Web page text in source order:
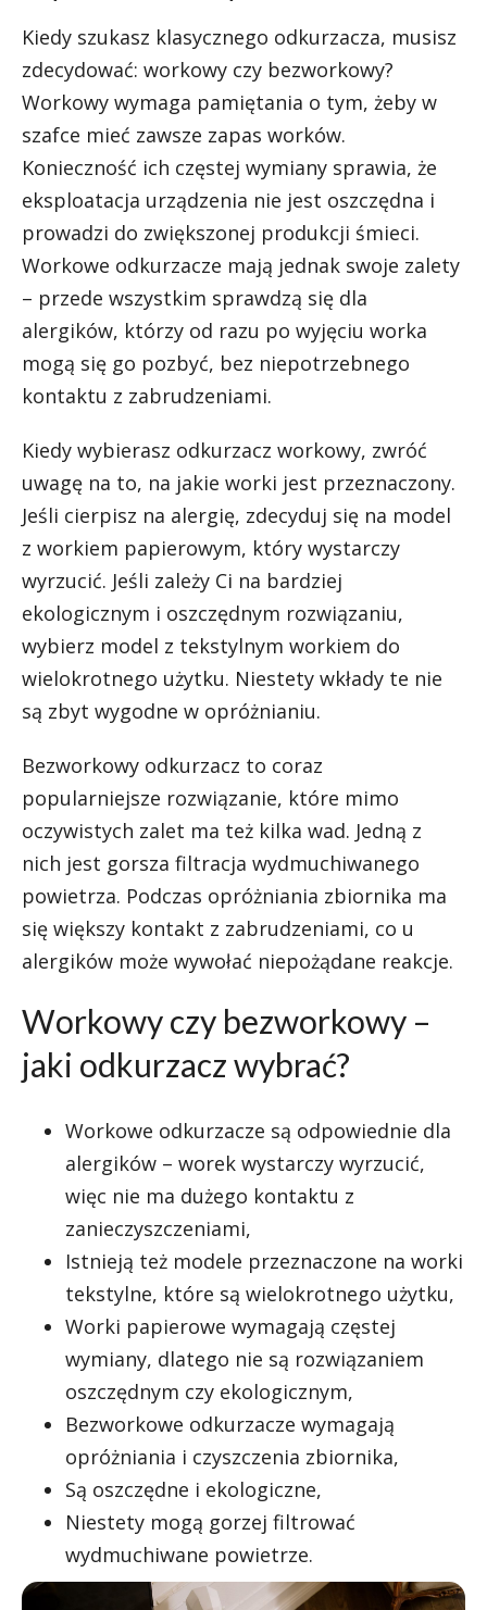
Kiedy szukasz klasycznego odkurzacza, musisz
zdecydować: workowy czy bezworkowy?
Workowy wymaga pamiętania o tym, żeby w
szafce mieć zawsze zapas worków.
Konieczność ich częstej wymiany sprawia, że
eksploatacja urządzenia nie jest oszczędna i
prowadzi do zwiększonej produkcji śmieci.
Workowe odkurzacze mają jednak swoje zalety
– przede wszystkim sprawdzą się dla
alergików, którzy od razu po wyjęciu worka
mogą się go pozbyć, bez niepotrzebnego
kontaktu z zabrudzeniami.
Kiedy wybierasz odkurzacz workowy, zwróć
uwagę na to, na jakie worki jest przeznaczony.
Jeśli cierpisz na alergię, zdecyduj się na model
z workiem papierowym, który wystarczy
wyrzucić. Jeśli zależy Ci na bardziej
ekologicznym i oszczędnym rozwiązaniu,
wybierz model z tekstylnym workiem do
wielokrotnego użytku. Niestety wkłady te nie
są zbyt wygodne w opróżnianiu.
Bezworkowy odkurzacz to coraz
popularniejsze rozwiązanie, które mimo
oczywistych zalet ma też kilka wad. Jedną z
nich jest gorsza filtracja wydmuchiwanego
powietrza. Podczas opróżniania zbiornika ma
się większy kontakt z zabrudzeniami, co u
alergików może wywołać niepożądane reakcje.
Workowy czy bezworkowy –
jaki odkurzacz wybrać?
Workowe odkurzacze są odpowiednie dla
alergików – worek wystarczy wyrzucić,
więc nie ma dużego kontaktu z
zanieczyszczeniami,
Istnieją też modele przeznaczone na worki
tekstylne, które są wielokrotnego użytku,
Worki papierowe wymagają częstej
wymiany, dlatego nie są rozwiązaniem
oszczędnym czy ekologicznym,
Bezworkowe odkurzacze wymagają
opróżniania i czyszczenia zbiornika,
Są oszczędne i ekologiczne,
Niestety mogą gorzej filtrować
wydmuchiwane powietrze.